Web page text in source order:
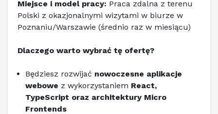
Miejsce i model pracy: Praca zdalna z terenu
Polski z okazjonalnymi wizytami w biurze w
Poznaniu/Warszawie (średnio raz w miesiącu)
Dlaczego warto wybrać tę ofertę?
Będziesz rozwijać nowoczesne aplikacje
webowe z wykorzystaniem React,
TypeScript oraz architektury Micro
Frontends